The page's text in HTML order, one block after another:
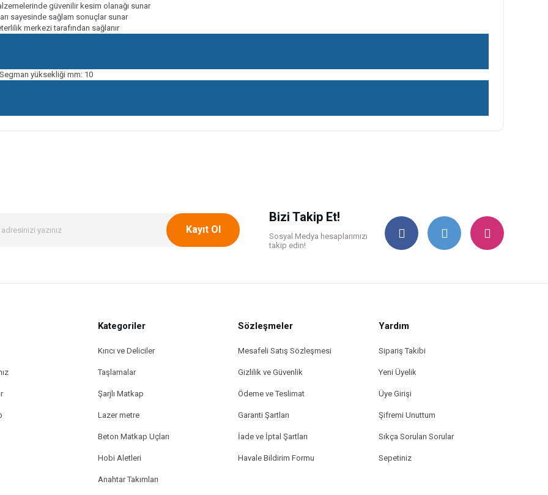
güvenilir kesim olanağı sunar
sayesinde sağlam sonuçlar sunar
merkezi tarafından sağlanır
yüksekliği mm: 10
yetersiz gördüğünüz noktaları öneri formunu kullanarak tarafımıza iletebilirsiniz.
Gönder
Kayıt Ol
Bizi Takip Et!
Sosyal Medya hesaplarımızı
takip edin!
Kategoriler
Kırıcı ve Deliciler
Taşlamalar
Şarjlı Matkap
Lazer metre
Beton Matkap Uçları
Hobi Aletleri
Anahtar Takımları
Sözleşmeler
Mesafeli Satış Sözleşmesi
Gizlilik ve Güvenlik
Ödeme ve Teslimat
Garanti Şartları
İade ve İptal Şartları
Havale Bildirim Formu
Yardım
Sipariş Takibi
Yeni Üyelik
Üye Girişi
Şifremi Unuttum
Sıkça Sorulan Sorular
Sepetiniz